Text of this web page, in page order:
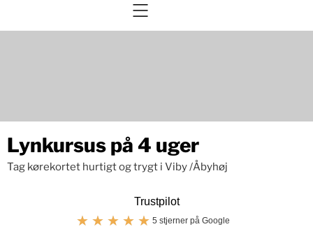
Lynkursus på 4 uger
Tag kørekortet hurtigt og trygt i Viby /Åbyhøj
Trustpilot
5 stjerner på Google
★ ★ ★ ★ ★